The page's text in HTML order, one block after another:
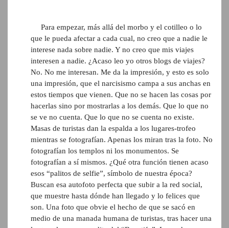
Para empezar, más allá del morbo y el cotilleo o lo
que le pueda afectar a cada cual, no creo que a nadie le
interese nada sobre nadie. Y no creo que mis viajes
interesen a nadie. ¿Acaso leo yo otros blogs de viajes?
No. No me interesan. Me da la impresión, y esto es solo
una impresión, que el narcisismo campa a sus anchas en
estos tiempos que vienen. Que no se hacen las cosas por
hacerlas sino por mostrarlas a los demás. Que lo que no
se ve no cuenta. Que lo que no se cuenta no existe.
Masas de turistas dan la espalda a los lugares-trofeo
mientras se fotografían. Apenas los miran tras la foto. No
fotografían los templos ni los monumentos. Se
fotografían a sí mismos. ¿Qué otra función tienen acaso
esos “palitos de selfie”, símbolo de nuestra época?
Buscan esa autofoto perfecta que subir a la red social,
que muestre hasta dónde han llegado y lo felices que
son. Una foto que obvie el hecho de que se sacó en
medio de una manada humana de turistas, tras hacer una